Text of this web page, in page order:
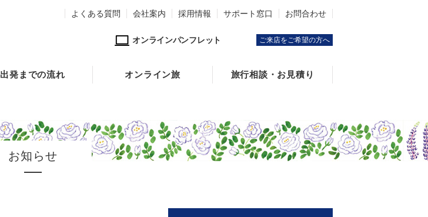
よくある質問 会社案内 採用情報 サポート窓口 お問合わせ
オンラインパンフレット ご来店をご希望の方へ
出発までの流れ オンライン旅 旅行相談・お見積り
お知らせ